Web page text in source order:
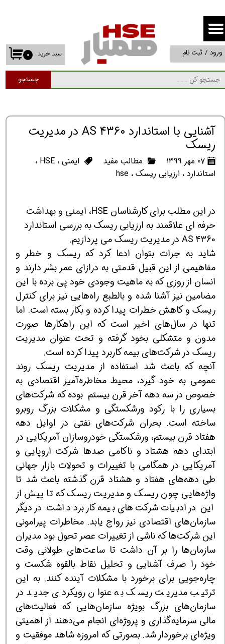
جستجو
۰ سبد خرید ورود / ثبت نام
حساب کاربری من
تغییر گذر واژه
سفارشات
آشنایی با استاندارد AS 4360 در مدیریت
ریسک
۰۷ مهر ۱۳۹۹ مطالب مفید ایمنی، HSE ،
استاندارد، ارزیابی ریسک، hse
در این مطلب برای کارشناسان HSE، ایمنی و بهداشت
حرفه ای علاقمند به ارزیابی ریسک به بررسی استاندارد
AS 4360 در مدیریت ریسک می پردازیم.
شاید به جرات بتوان ادعا کرد که ریسک و خطر و
مفاهیمی از این قبیل قدمتی به درازای عمر بشر دارند و
انسان از روزی که به ماهیت وجودی خود پی برده با این
مضامین نیز آشنا شده و بالطبع راه‌هایی نیز برای کنترل
ریسک و کاهش خطرات پیدا کرده و بکار بسته است. اما
تنها در سال‌های اخیر است که این راهکارها صورت
مدون و متشکلی بخود گرفته و تحت عنوان مدیریت
ریسک در شرکت‌های بیمه کاربرد پیدا کرده است.
آنچه که باعث شد استفاده از مدیریت ریسک روند
عمومی به خود گیرد، محیط مخاطره‌آمیز اقتصادی به
خصوص در سه دهه آخر قرن بیستم بوده که شرکت‌های
بسیاری را با رکود ورشکستگی و مشکلات بزرگ روبرو
ساخته است. بحران شرکت‌های نفتی در اوایل دهه
هفتاد قرن بیستم، ورشکستگی خودروسازان آمریکایی در
ابتدای دهه هشتاد و ناکامی صدها شرکت اروپایی و
آمریکایی در همگامی با تغییرات و تحولات بازار جهانی
طی دهه‌های هفتاد و هشتاد قرن گذشته باعث شد تا
واژه‌هایی چون ریسک و مدیریت ریسک که تا پیش از
این در ادبیات شرکت‌های بیمه کاربرد داشت در دیگر
سازمان‌های اقتصادی نیز رواج یابد. مخاطرات پیرامونی
این شرکت‌ها که ناشی از تغییرات عصر تحول بود مدیران
سازمان‌ها را بر آن داشت تا ساعت‌های طولانی وقت
خود را صرف آشنایی و تحلیل نقاط بالقوه شکست و
چاره‌جویی برای برخورد با مشکلات آینده کنند. به این
ترتیب مدیریت ریسک به عنوان رویکردی جدید در
سازمان‌های بزرگ بویژه سازمان‌هایی که فعالیت‌های
مالی سرمایه‌گذاری و پروژه‌ای انجام می‌دهند از اهمیتی
ویژه‌ای برخوردار شد. بصورتی که امروزه شاهد موفقیت و